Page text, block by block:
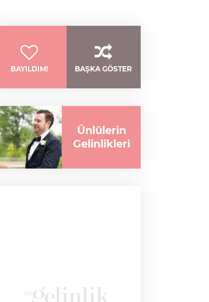
BAYILDIM! BAŞKA GÖSTER
Ünlülerin
Gelinlikleri